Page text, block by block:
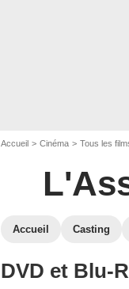
Accueil Cinéma Tous les
Accueil Casting
DVD et Blu-